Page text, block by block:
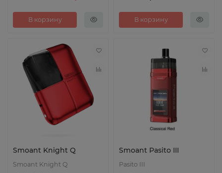
В корзину В корзину
Smoant Knight Q
Smoant Knight Q
Smoant Pasito III
Pasito III